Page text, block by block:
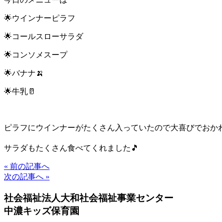
🌟ウインナーピラフ
🌟コールスローサラダ
🌟コンソメスープ
🌟バナナ🍌
🌟牛乳🥛
ピラフにウインナーがたくさん入っていたので大喜びでお
サラダもたくさん食べてくれました🎵
« 前の記事へ
次の記事へ »
社会福祉法人大和社会福祉事業センター
中濃キッズ保育園